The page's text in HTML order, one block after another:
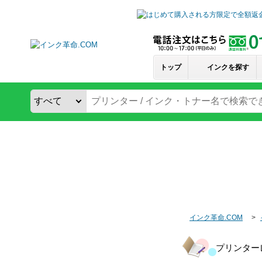
トップ インクを探す
インク革命.COM
プリンタ